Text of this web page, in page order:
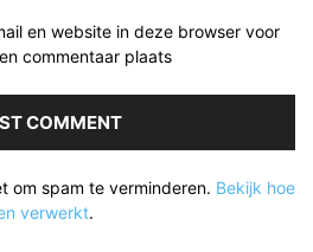
en website in deze browser voor
commentaar plaats
om spam te verminderen. Bekijk hoe
verwerkt.